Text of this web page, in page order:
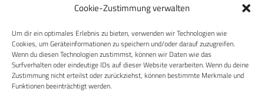
Cookie-Zustimmung verwalten
Um dir ein optimales Erlebnis zu bieten, verwenden wir Technologien wie
Cookies, um Geräteinformationen zu speichern und/oder darauf zuzugreifen.
Wenn du diesen Technologien zustimmst, können wir Daten wie das
Surfverhalten oder eindeutige IDs auf dieser Website verarbeiten. Wenn du deine
Zustimmung nicht erteilst oder zurückziehst, können bestimmte Merkmale und
Funktionen beeinträchtigt werden.
RECHTLICHES
Datenschutzerklärung